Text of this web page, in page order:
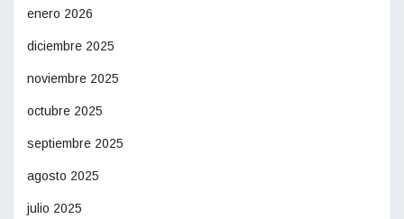
enero 2026
diciembre 2025
noviembre 2025
octubre 2025
septiembre 2025
agosto 2025
julio 2025